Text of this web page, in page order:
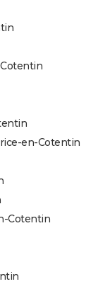
en-Cotentin
Cotentin